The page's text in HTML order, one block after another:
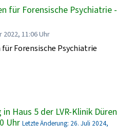
für Forensische Psychiatrie -
11:06 Uhr
Forensische Psychiatrie
Haus 5 der LVR-Klinik Düren
Uhr Letzte Änderung: 26. Juli 2024,